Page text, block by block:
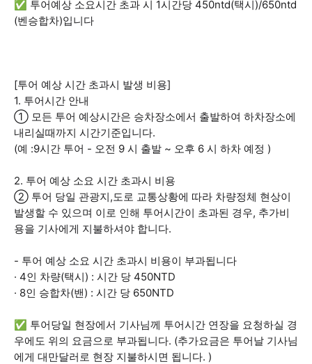
✅ 투어예상 소요시간 초과 시 1시간당 450ntd(택시)/650ntd
(벤승합차)입니다
[투어 예상 시간 초과시 발생 비용]
1. 투어시간 안내
① 모든 투어 예상시간은 승차장소에서 출발하여 하차장소에
내리실때까지 시간기준입니다.
(예 :9시간 투어 - 오전 9 시 출발 ~ 오후 6 시 하차 예정 )
2. 투어 예상 소요 시간 초과시 비용
② 투어 당일 관광지,도로 교통상황에 따라 차량정체 현상이
발생할 수 있으며 이로 인해 투어시간이 초과된 경우, 추가비
용을 기사에게 지불하셔야 합니다.
- 투어 예상 소요 시간 초과시 비용이 부과됩니다
· 4인 차량(택시) : 시간 당 450NTD
· 8인 승합차(밴) : 시간 당 650NTD
✅ 투어당일 현장에서 기사님께 투어시간 연장을 요청하실 경
우에도 위의 요금으로 부과됩니다. (추가요금은 투어날 기사님
에게 대만달러로 현장 지불하시면 됩니다. )